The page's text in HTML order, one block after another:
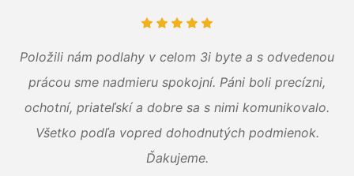
Položili nám podlahy v celom 3i byte a s odvedenou
prácou sme nadmieru spokojní. Páni boli precízni,
ochotní, priateľskí a dobre sa s nimi komunikovalo.
Všetko podľa vopred dohodnutých podmienok.
Ďakujeme.